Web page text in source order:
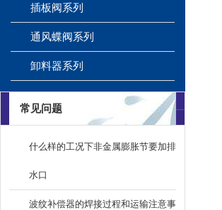
插板阀系列
通风蝶阀系列
卸料器系列
常见问题
什么样的工况下非金属膨胀节要加排
水口
波纹补偿器的焊接过程和运输注意事